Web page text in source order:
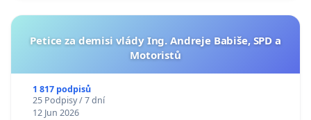
Petice za demisi vlády Ing. Andreje Babiše, SPD a
Motoristů
1 817 podpisů
25 Podpisy / 7 dní
12 Jun 2026